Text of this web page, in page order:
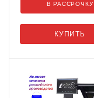
КУПИТЬ
В РАССРОЧКУ